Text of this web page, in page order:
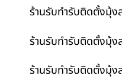
ร้านรับทำรับติดตั้งมุ้
ร้านรับทำรับติดตั้งมุ้
ร้านรับทำรับติดตั้งมุ้ง